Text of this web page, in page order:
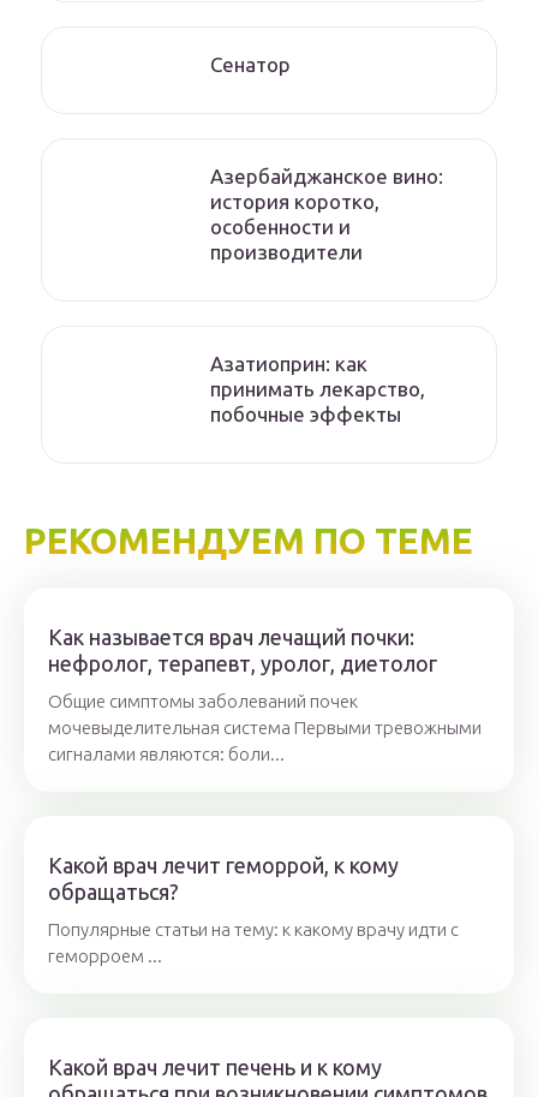
Сенатор
Азербайджанское вино:
история коротко,
особенности и
производители
Азатиоприн: как
принимать лекарство,
побочные эффекты
РЕКОМЕНДУЕМ ПО ТЕМЕ
Как называется врач лечащий почки:
нефролог, терапевт, уролог, диетолог
Общие симптомы заболеваний почек
мочевыделительная система Первыми тревожными
сигналами являются: боли...
Какой врач лечит геморрой, к кому
обращаться?
Популярные статьи на тему: к какому врачу идти с
геморроем ...
Какой врач лечит печень и к кому